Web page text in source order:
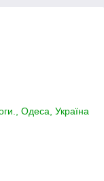
Одеса, Україна